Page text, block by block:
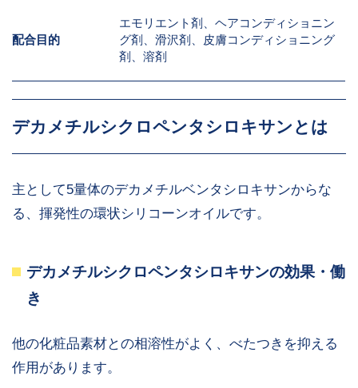
配合目的
エモリエント剤、ヘアコンディショニン
グ剤、滑沢剤、皮膚コンディショニング
剤、溶剤
デカメチルシクロペンタシロキサンとは
主として5量体のデカメチルベンタシロキサンからな
る、揮発性の環状シリコーンオイルです。
デカメチルシクロペンタシロキサンの効果・働
き
他の化粧品素材との相溶性がよく、べたつきを抑える
作用があります。